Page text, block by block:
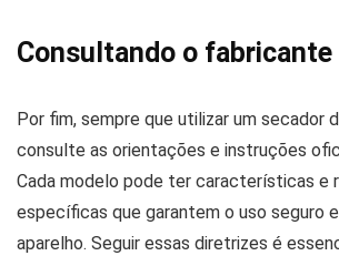
Consultando o fabricante
Por fim, sempre que utilizar um secador
consulte as orientações e instruções
Cada modelo pode ter características e
específicas que garantem o uso seguro
aparelho. Seguir essas diretrizes é